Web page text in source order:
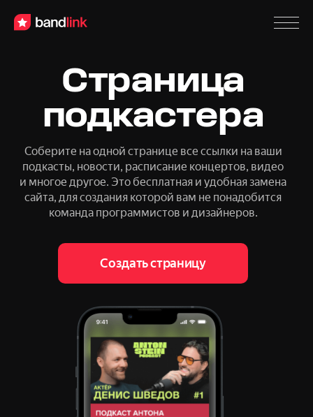
Страница
подкастера
Соберите на одной странице все ссылки на ваши
подкасты, новости, расписание концертов, видео
и многое другое. Это бесплатная и удобная замена
сайта, для создания которой вам не понадобится
команда программистов и дизайнеров.
Создать страницу